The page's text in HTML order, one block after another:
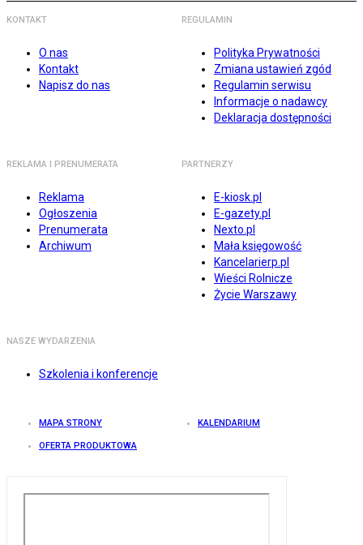
KONTAKT
O nas
Kontakt
Napisz do nas
REGULAMIN
Polityka Prywatności
Zmiana ustawień zgód
Regulamin serwisu
Informacje o nadawcy
Deklaracja dostępności
REKLAMA I PRENUMERATA
Reklama
Ogłoszenia
Prenumerata
Archiwum
PARTNERZY
E-kiosk.pl
E-gazety.pl
Nexto.pl
Mała księgowość
Kancelarierp.pl
Wieści Rolnicze
Życie Warszawy
NASZE WYDARZENIA
Szkolenia i konferencje
MAPA STRONY KALENDARIUM
OFERTA PRODUKTOWA